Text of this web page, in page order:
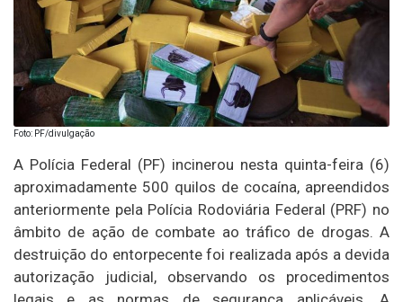
Foto: PF/divulgação
A Polícia Federal (PF) incinerou nesta quinta-feira (6)
aproximadamente 500 quilos de cocaína, apreendidos
anteriormente pela Polícia Rodoviária Federal (PRF) no
âmbito de ação de combate ao tráfico de drogas. A
destruição do entorpecente foi realizada após a devida
autorização judicial, observando os procedimentos